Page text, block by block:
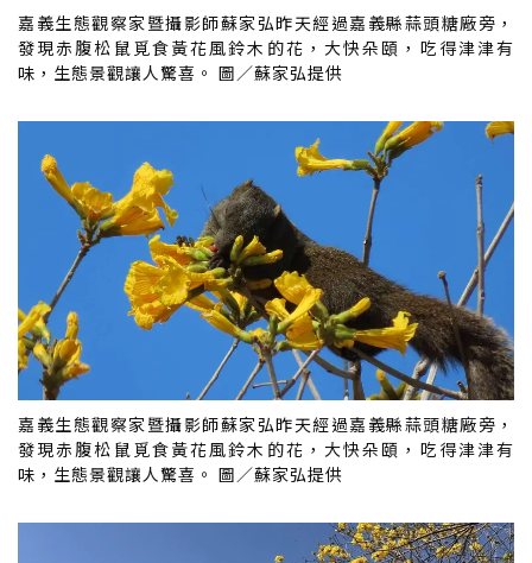
嘉義生態觀察家暨攝影師蘇家弘昨天經過嘉義縣蒜頭糖廠旁，
發現赤腹松鼠覓食黃花風鈴木的花，大快朵頤，吃得津津有
味，生態景觀讓人驚喜。 圖／蘇家弘提供
嘉義生態觀察家暨攝影師蘇家弘昨天經過嘉義縣蒜頭糖廠旁，
發現赤腹松鼠覓食黃花風鈴木的花，大快朵頤，吃得津津有
味，生態景觀讓人驚喜。 圖／蘇家弘提供